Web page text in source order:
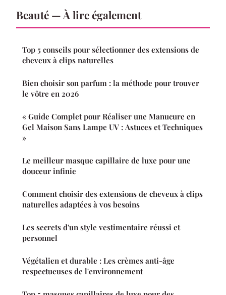
Beauté — À lire également
Top 5 conseils pour sélectionner des extensions de
cheveux à clips naturelles
Bien choisir son parfum : la méthode pour trouver
le vôtre en 2026
« Guide Complet pour Réaliser une Manucure en
Gel Maison Sans Lampe UV : Astuces et Techniques
»
Le meilleur masque capillaire de luxe pour une
douceur infinie
Comment choisir des extensions de cheveux à clips
naturelles adaptées à vos besoins
Les secrets d'un style vestimentaire réussi et
personnel
Végétalien et durable : Les crèmes anti-âge
respectueuses de l'environnement